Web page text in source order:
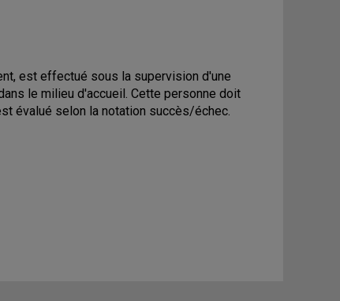
est effectué sous la supervision d'une
le milieu d'accueil. Cette personne doit
évalué selon la notation succès/échec.